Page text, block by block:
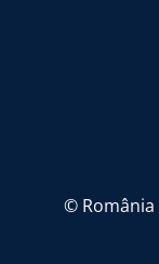
© România